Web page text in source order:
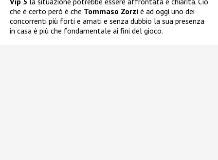
che è certo però è che Tommaso Zorzi è ad oggi uno dei
concorrenti più forti e amati e senza dubbio la sua presenza
in casa è più che fondamentale ai fini del gioco.